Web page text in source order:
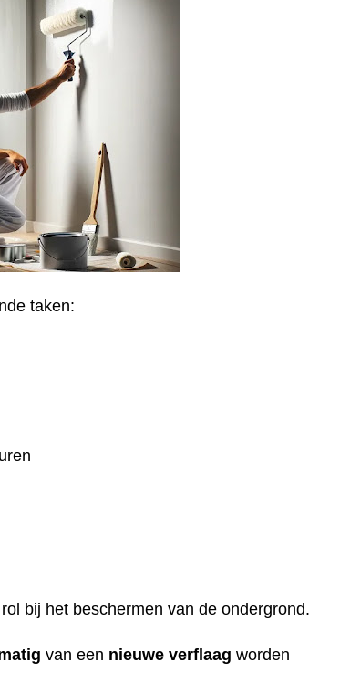
taken:
bij het beschermen van de ondergrond.
van een nieuwe verflaag worden